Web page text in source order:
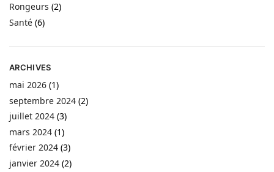
Rongeurs (2)
Santé (6)
ARCHIVES
mai 2026 (1)
septembre 2024 (2)
juillet 2024 (3)
mars 2024 (1)
février 2024 (3)
janvier 2024 (2)